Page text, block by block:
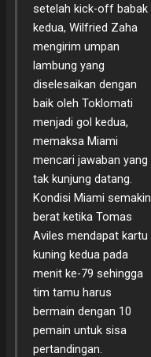
setelah kick-off babak
kedua, Wilfried Zaha
mengirim umpan
lambung yang
diselesaikan dengan
baik oleh Toklomati
menjadi gol kedua,
memaksa Miami
mencari jawaban yang
tak kunjung datang.
Kondisi Miami semakin
berat ketika Tomas
Aviles mendapat kartu
kuning kedua pada
menit ke-79 sehingga
tim tamu harus
bermain dengan 10
pemain untuk sisa
pertandingan.